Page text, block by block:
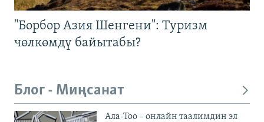
"Борбор Азия Шенгени": Туризм
чөлкөмдү байытабы?
Блог - Миңсанат
Ала-Тоо – онлайн таалимдин эл